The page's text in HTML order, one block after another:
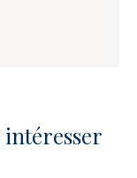
intéresser